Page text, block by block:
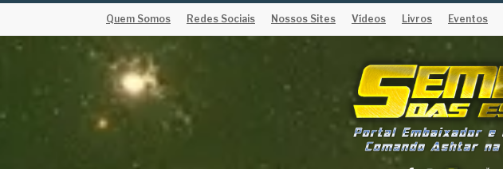
Quem Somos Redes Sociais Nossos Sites Vídeos Livros Eventos